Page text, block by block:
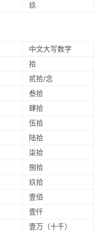
玖
中文大写数字
拾
贰拾/念
叁拾
肆拾
伍拾
陆拾
柒拾
捌拾
玖拾
壹佰
壹仟
壹万（十千）